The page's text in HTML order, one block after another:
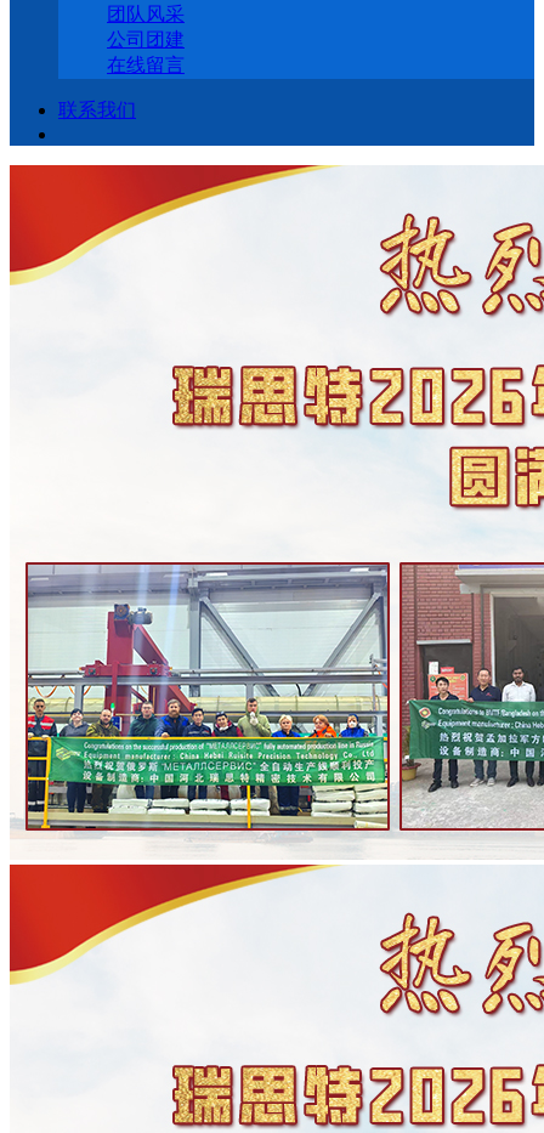
团队风采
公司团建
在线留言
联系我们